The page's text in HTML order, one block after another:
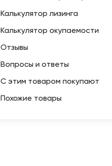
Калькулятор лизинга
Калькулятор окупаемости
Отзывы
Вопросы и ответы
С этим товаром покупают
Похожие товары